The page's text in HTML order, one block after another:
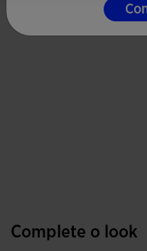
Complete o look